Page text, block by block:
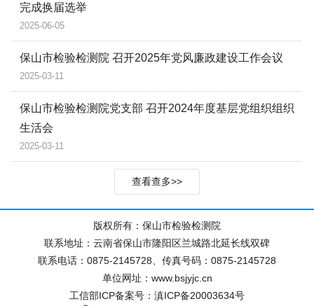
完成换届选举
2025-06-05
保山市检验检测院 召开2025年党风廉政建设工作会议
2025-03-11
保山市检验检测院党支部 召开2024年度基层党组织组织
生活会
2025-03-11
查看查多>>
版权所有：保山市检验检测院
联系地址：云南省保山市隆阳区兰城路北延长线双碑
联系电话：0875-2145728、传真号码：0875-2145728
单位网址：www.bsjyjc.cn
工信部ICP备案号：滇ICP备20003634号